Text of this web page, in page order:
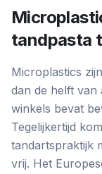
tandpasta
Microplastics
dan de helft van
winkels bevat
Tegelijkertijd
tandartspraktijk
vrij. Het